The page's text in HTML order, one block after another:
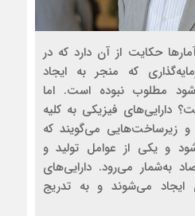
حکایت از آن دارد که در
که منجر به ایجاد
مطلوب نبوده است. اما
دارایی‌های فیزیکی به کلیه
و زیرساخت‌هایی می‌گویند که
و یکی از عوامل تولید و
به‌شمار می‌رود. دارایی‌های
ایجاد می‌شوند و به تدریج